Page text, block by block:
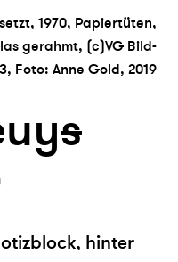
1970, Papiertüten,
gerahmt, (c)VG Bild-
Foto: Anne Gold, 2019
s
hinter